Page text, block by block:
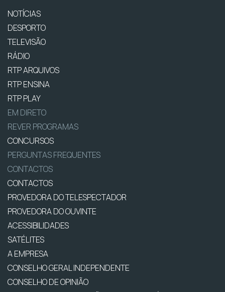
NOTÍCIAS
DESPORTO
TELEVISÃO
RÁDIO
RTP ARQUIVOS
RTP ENSINA
RTP PLAY
EM DIRETO
REVER PROGRAMAS
CONCURSOS
PERGUNTAS FREQUENTES
CONTACTOS
CONTACTOS
PROVEDORA DO TELESPECTADOR
PROVEDORA DO OUVINTE
ACESSIBILIDADES
SATÉLITES
A EMPRESA
CONSELHO GERAL INDEPENDENTE
CONSELHO DE OPINIÃO